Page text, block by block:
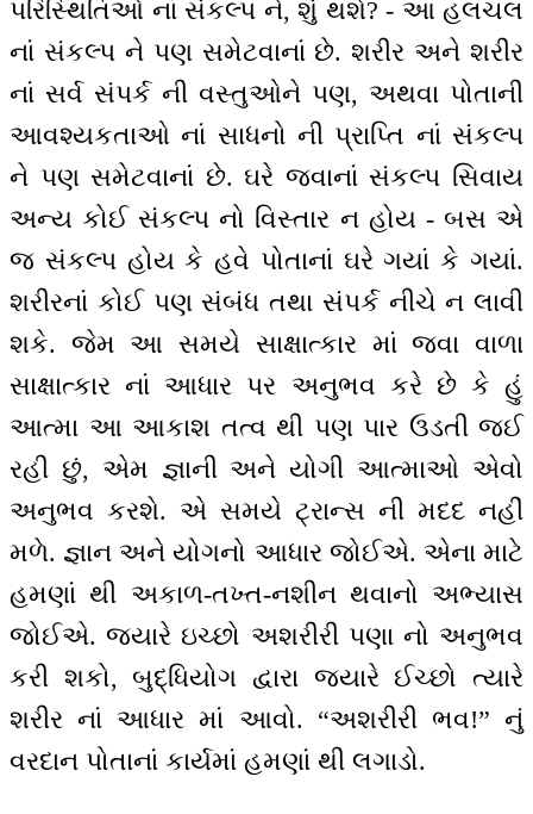
પરિસ્થિતિઓ નાં સંકલ્પ ને, શું થશે? - આ હલચલ
નાં સંકલ્પ ને પણ સમેટવાનાં છે. શરીર અને શરીર
નાં સર્વ સંપર્ક ની વસ્તુઓને પણ, અથવા પોતાની
આવશ્યકતાઓ નાં સાધનો ની પ્રાપ્તિ નાં સંકલ્પ
ને પણ સમેટવાનાં છે. ઘરે જવાનાં સંકલ્પ સિવાય
અન્ય કોઈ સંકલ્પ નો વિસ્તાર ન હોય - બસ એ
જ સંકલ્પ હોય કે હવે પોતાનાં ઘરે ગયાં કે ગયાં.
શરીરનાં કોઈ પણ સંબંધ તથા સંપર્ક નીચે ન લાવી
શકે. જેમ આ સમયે સાક્ષાત્કાર માં જવા વાળા
સાક્ષાત્કાર નાં આધાર પર અનુભવ કરે છે કે હું
આત્મા આ આકાશ તત્વ થી પણ પાર ઉડતી જઈ
રહી છું, એમ જ્ઞાની અને યોગી આત્માઓ એવો
અનુભવ કરશે. એ સમયે ટ્રાન્સ ની મદદ નહીં
મળે. જ્ઞાન અને યોગનો આધાર જોઈએ. એના માટે
હમણાં થી અકાળ-તખ્ત-નશીન થવાનો અભ્યાસ
જોઈએ. જ્યારે ઇચ્છો અશરીરી પણા નો અનુભવ
કરી શકો, બુદ્ધિયોગ દ્વારા જ્યારે ઈચ્છો ત્યારે
શરીર નાં આધાર માં આવો. “અશરીરી ભવ!” નું
વરદાન પોતાનાં કાર્યમાં હમણાં થી લગાડો.